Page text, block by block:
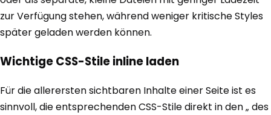
zur Verfügung stehen, während weniger kritische Styles
später geladen werden können.
Wichtige CSS-Stile inline laden
Für die allerersten sichtbaren Inhalte einer Seite ist es
sinnvoll, die entsprechenden CSS-Stile direkt in den „ des